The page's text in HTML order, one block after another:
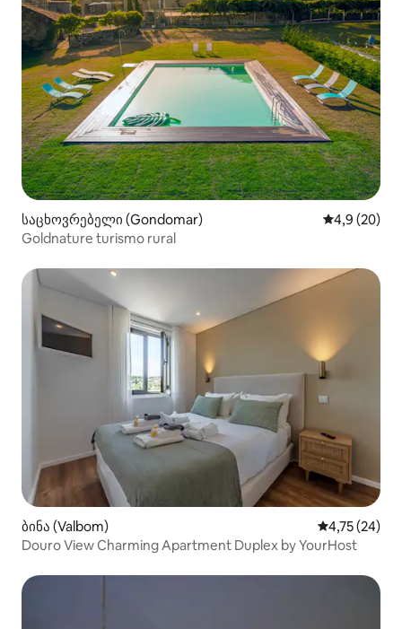
საცხოვრებელი (Gondomar) საშუალო
4,9 (20)
Goldnature turismo rural
ბინა (Valbom) საშუალო
4,75 (24)
Douro View Charming Apartment Duplex by YourHost